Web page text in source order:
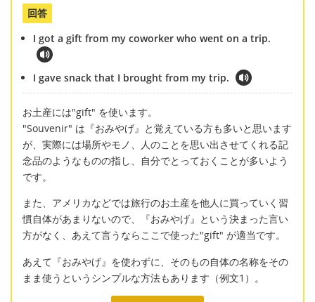
回答
I got a gift from my coworker who went on a trip.
I gave snack that I brought from my trip.
お土産には"gift" を使います。
"Souvenir" は『おみやげ』と覚えている方も多いと思います
が、実際には場所やモノ、人のことを思い出させてくれる記
念品のようなものの指し、自分でとっておくことが多いよう
です。
また、アメリカなどでは旅行のお土産を他人に買っていく習
慣自体があまりないので、『おみやげ』という決まった言い
方がなく、あえて言うならここで使った"gift" が適当です。
あえて『おみやげ』を使わずに、そのもの自体の名称をその
まま使うというシンプルな方法もあります（例文1）。